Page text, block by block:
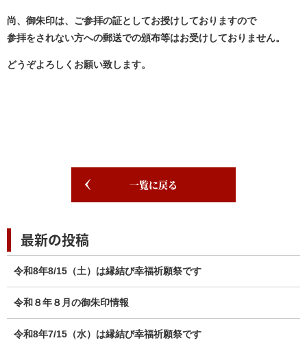
尚、御朱印は、ご参拝の証としてお授けしておりますので
参拝をされない方への郵送での頒布等はお受けしておりません。
どうぞよろしくお願い致します。
一覧に戻る
最新の投稿
令和8年8/15（土）は縁結び幸福祈願祭です
令和８年８月の御朱印情報
令和8年7/15（水）は縁結び幸福祈願祭です